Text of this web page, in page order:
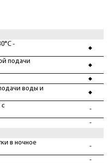
-
подачи
воды и
-
-
в ночное
-
-